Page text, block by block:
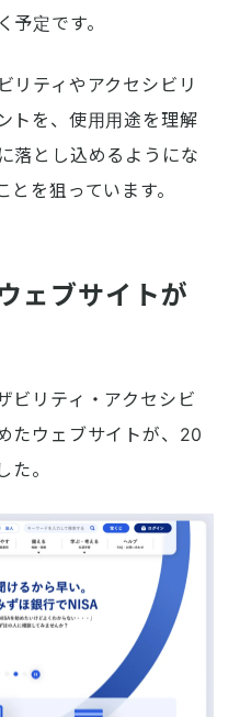
予定です。
リティやアクセシビリ
トを、使用用途を理解
落とし込めるようにな
を狙っています。
ェブサイトが
ビリティ・アクセシビ
たウェブサイトが、20
。